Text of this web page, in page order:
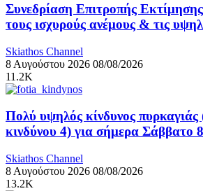
Συνεδρίαση Επιτροπής
τους ισχυρούς ανέμους & τις
Skiathos Channel
8 Αυγούστου 2026 08/08/2026
11.2K
Πολύ υψηλός κίνδυνος πυρκαγιάς
κινδύνου 4) για σήμερα Σάββατο
Skiathos Channel
8 Αυγούστου 2026 08/08/2026
13.2K